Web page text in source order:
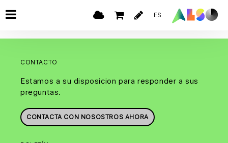
ES
CONTACTO
Estamos a su disposicion para responder a sus
preguntas.
CONTACTA CON NOSOSTROS AHORA